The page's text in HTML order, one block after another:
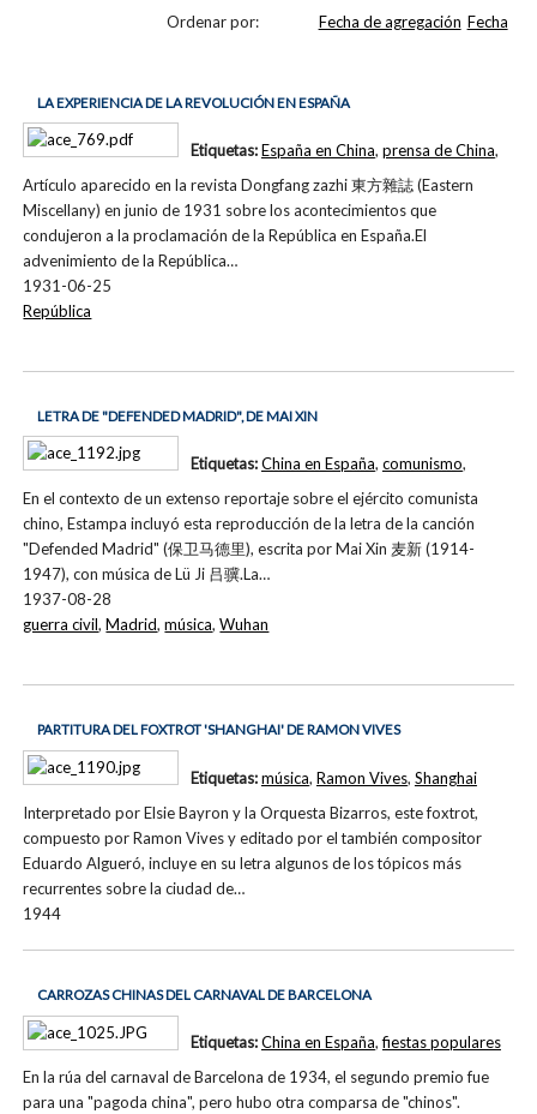
Ordenar por: Fecha de agregación Fecha
LA EXPERIENCIA DE LA REVOLUCIÓN EN ESPAÑA
Artículo aparecido en la revista Dongfang zazhi 東方雜誌 (Eastern
Miscellany) en junio de 1931 sobre los acontecimientos que
condujeron a la proclamación de la República en España.El
advenimiento de la República…
1931-06-25
Etiquetas:España en China, prensa de China,
República
LETRA DE "DEFENDED MADRID", DE MAI XIN
En el contexto de un extenso reportaje sobre el ejército comunista
chino, Estampa incluyó esta reproducción de la letra de la canción
"Defended Madrid" (保卫马德里), escrita por Mai Xin 麦新 (1914-
1947), con música de Lü Ji 吕骥.La…
1937-08-28
Etiquetas:China en España, comunismo,
guerra civil,Madrid,música,Wuhan
PARTITURA DEL FOXTROT 'SHANGHAI' DE RAMON VIVES
Interpretado por Elsie Bayron y la Orquesta Bizarros, este foxtrot,
compuesto por Ramon Vives y editado por el también compositor
Eduardo Algueró, incluye en su letra algunos de los tópicos más
recurrentes sobre la ciudad de…
1944
Etiquetas:música, Ramon Vives, Shanghai
CARROZAS CHINAS DEL CARNAVAL DE BARCELONA
En la rúa del carnaval de Barcelona de 1934, el segundo premio fue
para una "pagoda china", pero hubo otra comparsa de "chinos".
Etiquetas:China en España,fiestas populares